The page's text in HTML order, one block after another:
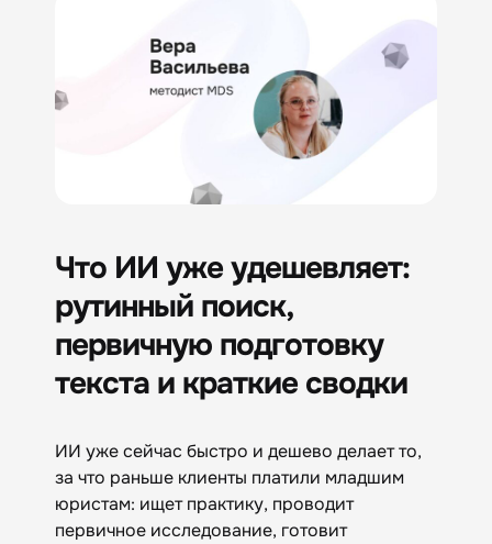
Что ИИ уже удешевляет:
рутинный поиск,
первичную подготовку
текста и краткие сводки
ИИ уже сейчас быстро и дешево делает то,
за что раньше клиенты платили младшим
юристам: ищет практику, проводит
первичное исследование, готовит